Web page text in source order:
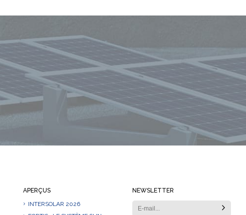
Restez toujours informé
APERÇUS
INTERSOLAR 2026
NEWSLETTER